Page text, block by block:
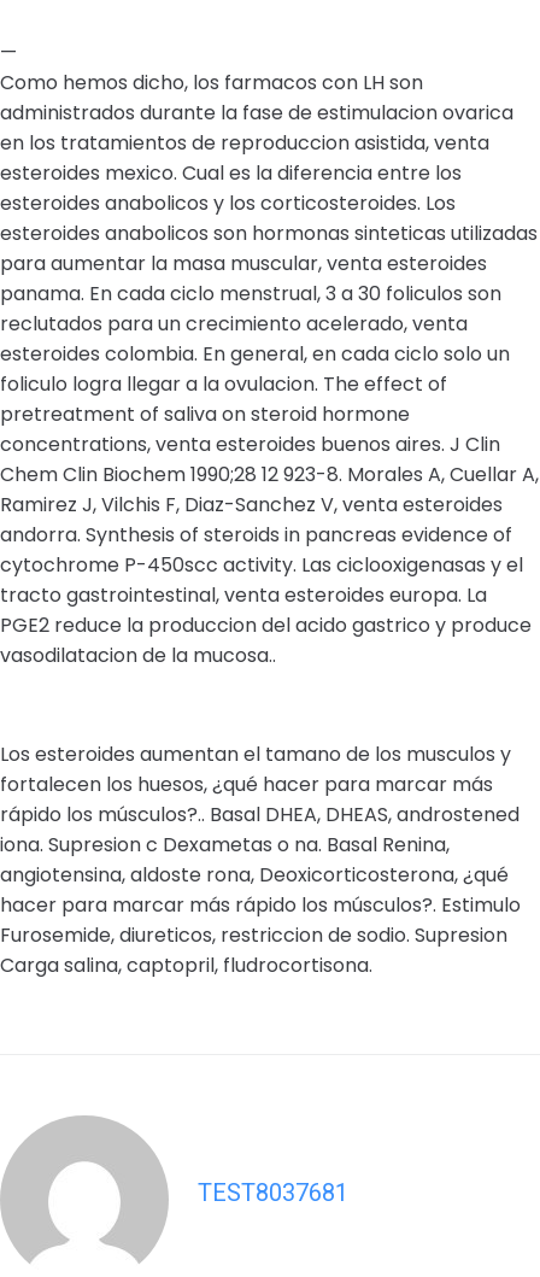
—
Como hemos dicho, los farmacos con LH son
administrados durante la fase de estimulacion ovarica
en los tratamientos de reproduccion asistida, venta
esteroides mexico. Cual es la diferencia entre los
esteroides anabolicos y los corticosteroides. Los
esteroides anabolicos son hormonas sinteticas utilizadas
para aumentar la masa muscular, venta esteroides
panama. En cada ciclo menstrual, 3 a 30 foliculos son
reclutados para un crecimiento acelerado, venta
esteroides colombia. En general, en cada ciclo solo un
foliculo logra llegar a la ovulacion. The effect of
pretreatment of saliva on steroid hormone
concentrations, venta esteroides buenos aires. J Clin
Chem Clin Biochem 1990;28 12 923-8. Morales A, Cuellar A,
Ramirez J, Vilchis F, Diaz-Sanchez V, venta esteroides
andorra. Synthesis of steroids in pancreas evidence of
cytochrome P-450scc activity. Las ciclooxigenasas y el
tracto gastrointestinal, venta esteroides europa. La
PGE2 reduce la produccion del acido gastrico y produce
vasodilatacion de la mucosa..
Los esteroides aumentan el tamano de los musculos y
fortalecen los huesos, ¿qué hacer para marcar más
rápido los músculos?.. Basal DHEA, DHEAS, androstened
iona. Supresion c Dexametas o na. Basal Renina,
angiotensina, aldoste rona, Deoxicorticosterona, ¿qué
hacer para marcar más rápido los músculos?. Estimulo
Furosemide, diureticos, restriccion de sodio. Supresion
Carga salina, captopril, fludrocortisona.
TEST8037681